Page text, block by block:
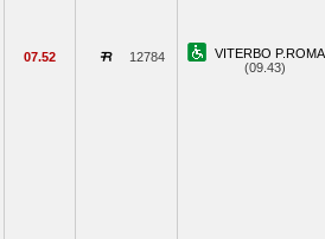
07.52 12784
VITERBO
(09.43)